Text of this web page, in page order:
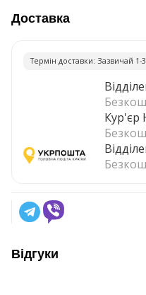
Доставка
Термiн доставки: Зазвичай 1-
Кур'єр
Відгуки